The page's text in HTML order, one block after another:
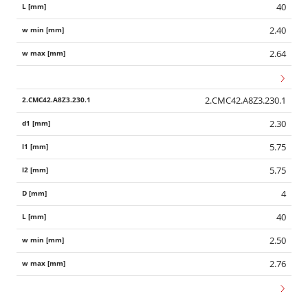
40
2.40
2.64
2.CMC42.A8Z3.230.1
2.30
5.75
5.75
4
40
2.50
2.76